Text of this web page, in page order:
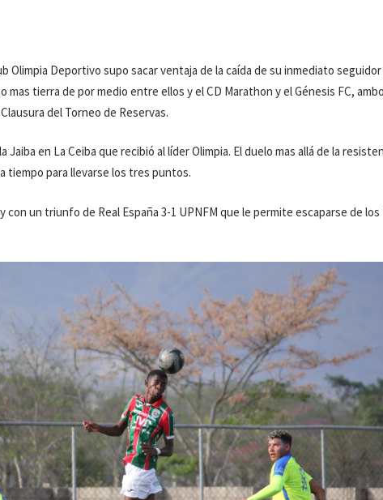
Olimpia Deportivo supo sacar ventaja de la caída de su inmediato
tierra de por medio entre ellos y el CD Marathon y el Génesis FC,
del Torneo de Reservas.
en La Ceiba que recibió al líder Olimpia. El duelo mas allá de la
tiempo para llevarse los tres puntos.
con un triunfo de Real España 3-1 UPNFM que le permite escaparse de